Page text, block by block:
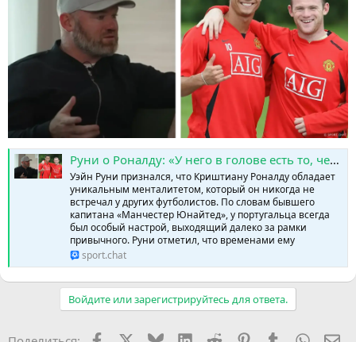
Руни о Роналду: «У него в голове есть то, чего нет ни у кого» » SPORTCHAT - Новости спорта | Футбол | Онлайн трансляции | Чат | Результаты матчей | Спорт | Прогнозы на спорт
Уэйн Руни признался, что Криштиану Роналду обладает
уникальным менталитетом, который он никогда не
встречал у других футболистов. По словам бывшего
капитана «Манчестер Юнайтед», у португальца всегда
был особый настрой, выходящий далеко за рамки
привычного. Руни отметил, что временами ему
sport.chat
Войдите или зарегистрируйтесь для ответа.
FacebookX (Twitter)
BlueskyLinkedIn
Reddit PinterestTumblr